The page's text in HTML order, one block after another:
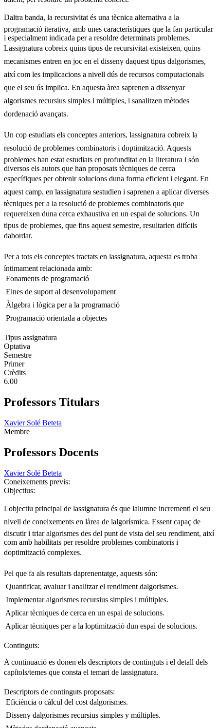
Daltra banda, la recursivitat és una tècnica alternativa a la
programació iterativa, amb unes característiques que la fan particular
i especialment indicada per a resoldre determinats problemes.
Lassignatura cobreix quins tipus de recursivitat existeixen, quins
mecanismes entren en joc en el disseny daquest tipus dalgorismes,
així com les implicacions a nivell dús de recursos computacionals
que el seu ús implica. En aquesta àrea saprenen a dissenyar
algorismes recursius simples i múltiples, i sanalitzen mètodes
dordenació avançats.
Un cop estudiats els conceptes anteriors, lassignatura cobreix la
resolució de problemes combinatoris i doptimització. Aquests
problemes han estat estudiats en profunditat en la literatura i són
diversos els autors que han proposats tècniques de cerca
específiques per obtenir solucions duna forma eficient i elegant. En
aquest camp, en lassignatura sestudien i saprenen a aplicar diverses
tècniques per a la resolució de problemes combinatoris que
requereixen duna cerca exhaustiva en un espai de solucions. Un
tipus de problemes, que fins aquest semestre, resultarien difícils
dabordar.
Per a tots els conceptes tractats en lassignatura, aquesta es troba
íntimament relacionada amb:
 Fonaments de programació
 Eines de suport al desenvolupament
 Àlgebra i lògica per a la programació
 Programació orientada a objectes
Tipus assignatura
Optativa
Semestre
Primer
Crèdits
6.00
Professors Titulars
Xavier Solé Beteta
Membre
Professors Docents
Xavier Solé Beteta
Coneixements previs:
Objectius:
Lobjectiu principal de lassignatura és que lalumne incrementi el seu
nivell de coneixements en làrea de lalgorísmica. Essent capaç de
discutir i triar algorismes des del punt de vista del seu rendiment, així
com amb habilitats per resoldre problemes combinatoris i
doptimització complexes.
Pel que fa als resultats daprenentatge, aquests són:
 Quantificar, avaluar i analitzar el rendiment dalgorismes.
 Implementar algorismes recursius simples i múltiples.
 Aplicar tècniques de cerca en un espai de solucions.
 Aplicar tècniques per a la loptimització dun espai de solucions.
Continguts:
A continuació es donen els descriptors de continguts i el detall dels
capítols/temes que consta el temari de lassignatura.
Descriptors de continguts proposats:
 Eficiència o càlcul del cost dalgorismes.
 Disseny dalgorismes recursius simples y múltiples.